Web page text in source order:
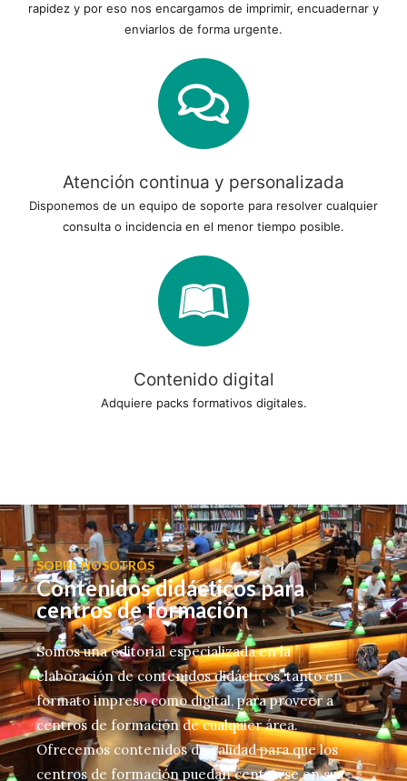
rapidez y por eso nos encargamos de imprimir, encuadernar y
enviarlos de forma urgente.
Atención continua y personalizada
Disponemos de un equipo de soporte para resolver cualquier
consulta o incidencia en el menor tiempo posible.
Contenido digital
Adquiere packs formativos digitales.
SOBRE NOSOTROS
Contenidos didácticos para
centros de formación
Somos una editorial especializada en la
elaboración de contenidos didácticos, tanto en
formato impreso como digital, para proveer a
centros de formación de cualquier área.
Ofrecemos contenidos de calidad para que los
centros de formación puedan centrarse en sus